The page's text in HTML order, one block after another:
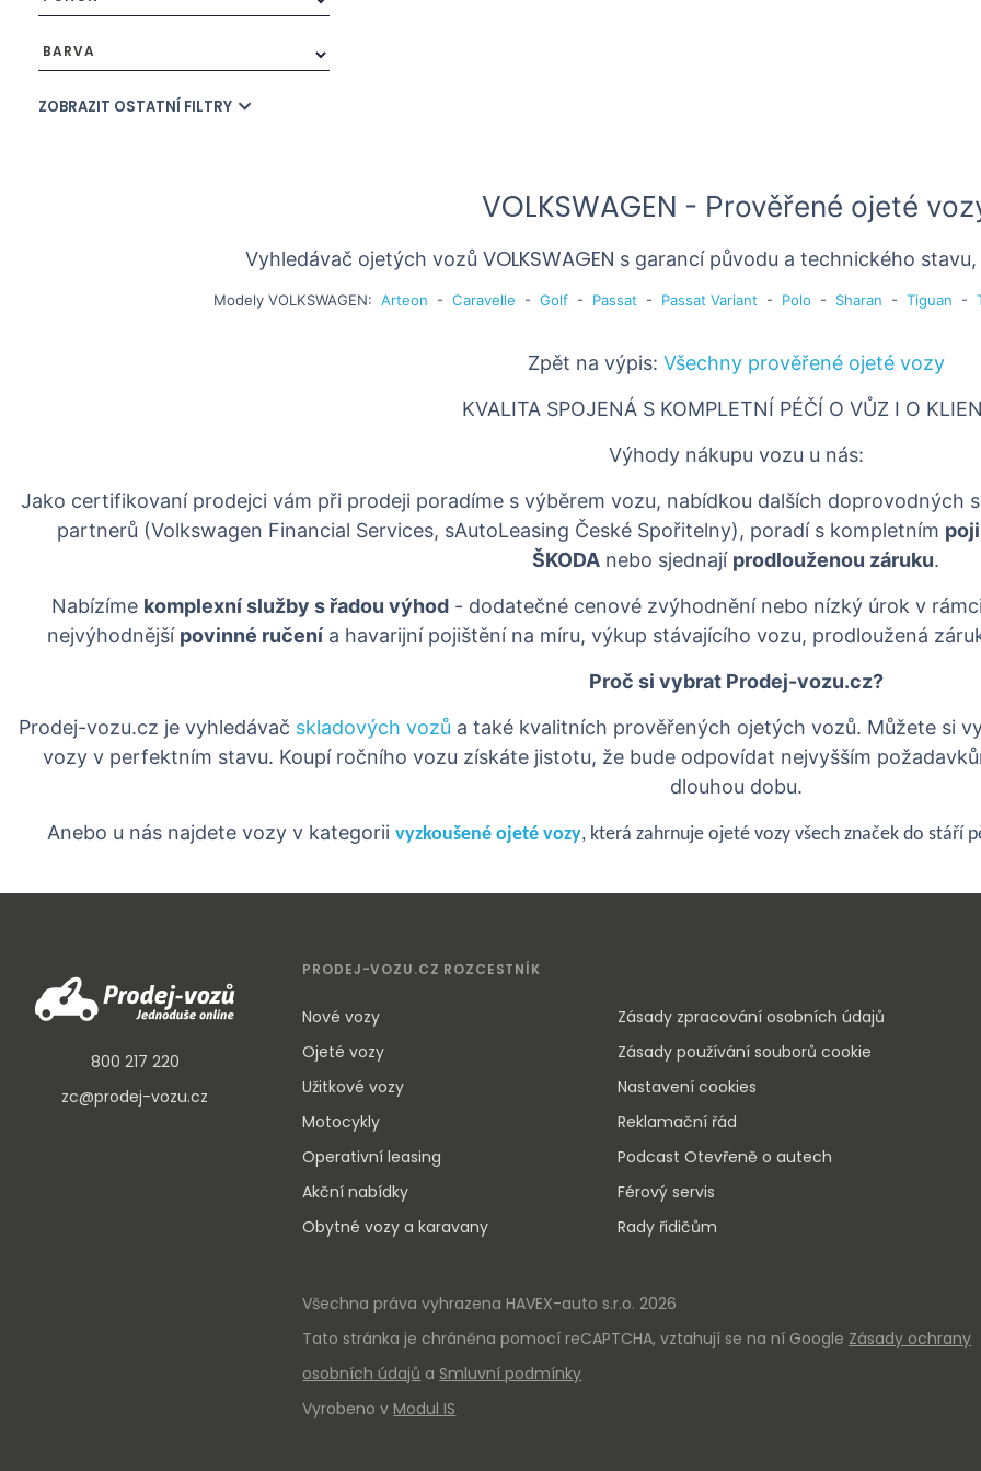
BARVA
ZOBRAZIT OSTATNÍ FILTRY
VOLKSWAGEN - Prověřené ojeté
Vyhledávač ojetých vozů VOLKSWAGEN s garancí původu a technického
Modely VOLKSWAGEN: Arteon - Caravelle - Golf- Passat - Passat Variant - Polo - Sharan - Tiguan -
Zpět na výpis: Všechny prověřené ojeté vozy
KVALITA SPOJENÁ S KOMPLETNÍ PÉČÍ O VŮZ I O
Výhody nákupu vozu u nás:
Jako certifikovaní prodejci vám při prodeji poradíme s výběrem vozu, nabídkou dalších doprovodných
partnerů (Volkswagen Financial Services, sAutoLeasing České Spořitelny), poradí s kompletním
ŠKODA nebo sjednají prodlouženou záruku.
Nabízíme komplexní služby s řadou výhod - dodatečné cenové zvýhodnění nebo nízký úrok v
nejvýhodnější povinné ručení a havarijní pojištění na míru, výkup stávajícího vozu, prodloužená
Proč si vybrat Prodej-vozu.cz?
Prodej-vozu.cz je vyhledávač skladových vozů a také kvalitních prověřených ojetých vozů. Můžete si
vozy v perfektním stavu. Koupí ročního vozu získáte jistotu, že bude odpovídat nejvyšším
dlouhou dobu.
Anebo u nás najdete vozy v kategorii vyzkoušené ojeté vozy, která zahrnuje ojeté vozy všech značek do stáří
800 217 220
zc@prodej-vozu.cz
PRODEJ-VOZU.CZ ROZCESTNÍK
Nové vozy
Ojeté vozy
Užitkové vozy
Motocykly
Operativní leasing
Akční nabídky
Obytné vozy a karavany
Zásady zpracování osobních údajů
Zásady používání souborů cookie
Nastavení cookies
Reklamační řád
Podcast Otevřeně o autech
Férový servis
Rady řidičům
Všechna práva vyhrazena HAVEX-auto s.r.o. 2026
Tato stránka je chráněna pomocí reCAPTCHA, vztahují se na ní Google Zásady ochrany
osobních údajů a Smluvní podmínky
Vyrobeno v Modul IS